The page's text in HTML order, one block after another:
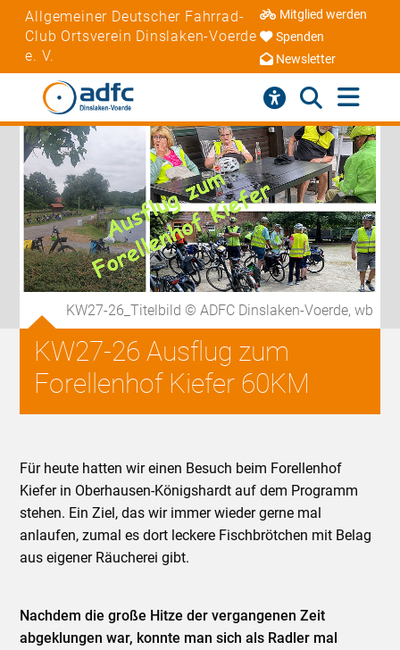
Allgemeiner Deutscher Fahrrad-
Club Ortsverein Dinslaken-Voerde
e. V.
Mitglied werden
Spenden
Newsletter
KW27-26_Titelbild © ADFC Dinslaken-Voerde, wb
KW27-26 Ausflug zum
Forellenhof Kiefer 60KM
Für heute hatten wir einen Besuch beim Forellenhof
Kiefer in Oberhausen-Königshardt auf dem Programm
stehen. Ein Ziel, das wir immer wieder gerne mal
anlaufen, zumal es dort leckere Fischbrötchen mit Belag
aus eigener Räucherei gibt.
Nachdem die große Hitze der vergangenen Zeit
abgeklungen war, konnte man sich als Radler mal